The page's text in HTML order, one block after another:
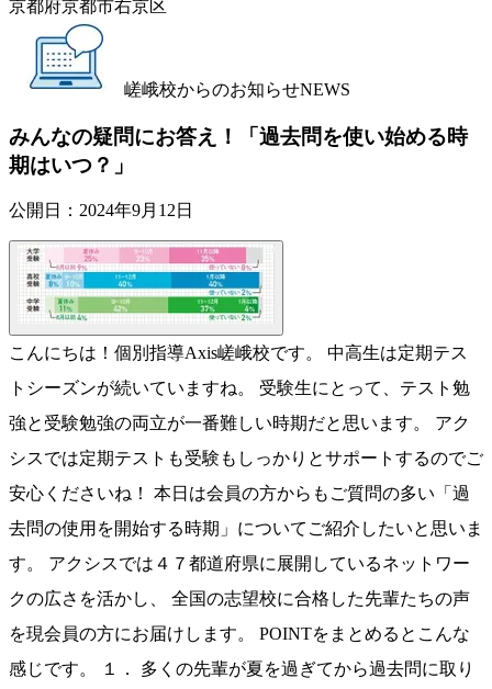
京都府京都市右京区
嵯峨校からのお知らせNEWS
みんなの疑問にお答え！「過去問を使い始める時
期はいつ？」
公開日： 2024年9月12日
こんにちは！個別指導Axis嵯峨校です。 中高生は定期テス
トシーズンが続いていますね。 受験生にとって、テスト勉
強と受験勉強の両立が一番難しい時期だと思います。 アク
シスでは定期テストも受験もしっかりとサポートするのでご
安心くださいね！ 本日は会員の方からもご質問の多い「過
去問の使用を開始する時期」についてご紹介したいと思いま
す。 アクシスでは４７都道府県に展開しているネットワー
クの広さを活かし、 全国の志望校に合格した先輩たちの声
を現会員の方にお届けします。 POINTをまとめるとこんな
感じです。 １． 多くの先輩が夏を過ぎてから過去問に取り